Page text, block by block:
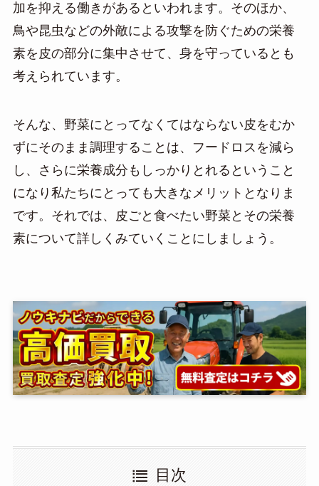
加を抑える働きがあるといわれます。そのほか、
鳥や昆虫などの外敵による攻撃を防ぐための栄養
素を皮の部分に集中させて、身を守っているとも
考えられています。
そんな、野菜にとってなくてはならない皮をむか
ずにそのまま調理することは、フードロスを減ら
し、さらに栄養成分もしっかりとれるということ
になり私たちにとっても大きなメリットとなりま
です。それでは、皮ごと食べたい野菜とその栄養
素について詳しくみていくことにしましょう。
目次